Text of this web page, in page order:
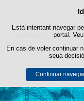
Este lloc web utilitza
cookies de tercers
Podeu obtindre més
Està intentant navegar
portal.
En cas de voler continuar
seua
Continuar